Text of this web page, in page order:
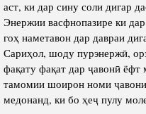
аст, ки дар сину соли дигар
Энержии васфнопазире ки
гоҳ наметавон дар давраи
Сариҳол, шоду пурэнержӣ,
фақату фақат дар ҷавонӣ
тамомии шоирон номи
медонанд, ки бо ҳеҷ пулу